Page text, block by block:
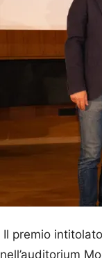
Il premio
nell’auditorium